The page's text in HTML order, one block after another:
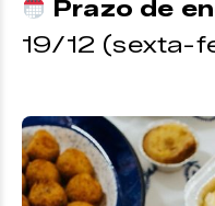
Prazo de
19/12 (sexta-